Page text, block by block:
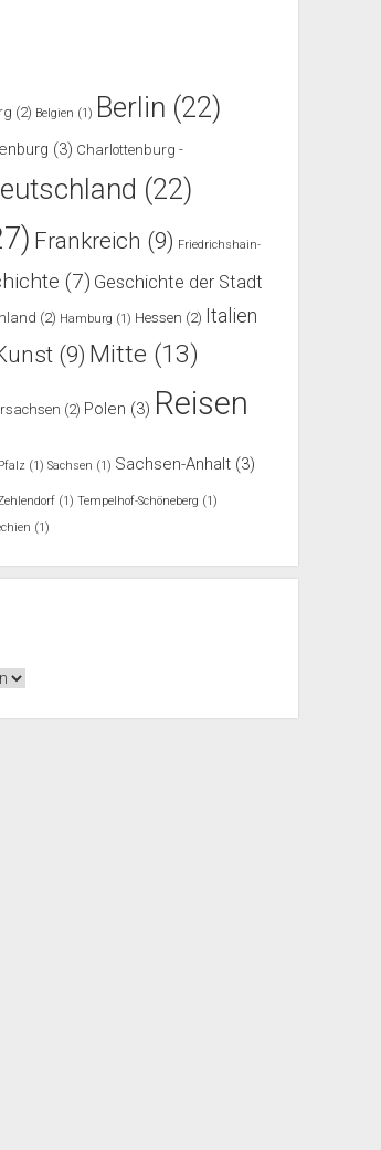
(2) Belgien (1) Berlin (22)
(3) Charlottenburg -
(22)
Frankreich (9) Friedrichshain-
(7) Geschichte der Stadt
(2) Hamburg (1) Hessen (2) Italien
(9) Mitte (13)
(2) Polen (3) Reisen
(1) Sachsen (1) Sachsen-Anhalt (3)
(1) Tempelhof-Schöneberg (1)
(1)